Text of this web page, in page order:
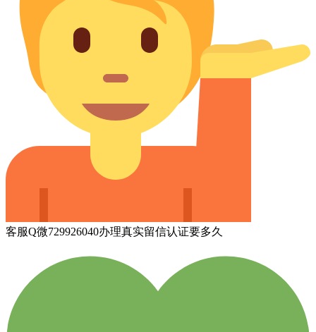
客服Q微729926040办理真实留信认证要多久